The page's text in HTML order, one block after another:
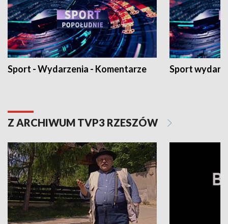
Sport - Wydarzenia - Komentarze Sport
Z ARCHIWUM TVP3 RZESZÓW